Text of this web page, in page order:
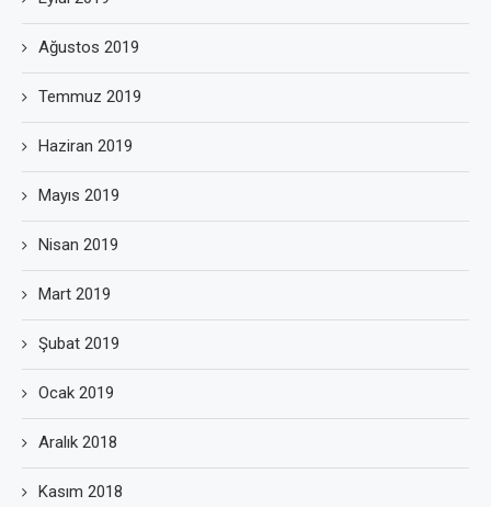
Ağustos 2019
Temmuz 2019
Haziran 2019
Mayıs 2019
Nisan 2019
Mart 2019
Şubat 2019
Ocak 2019
Aralık 2018
Kasım 2018